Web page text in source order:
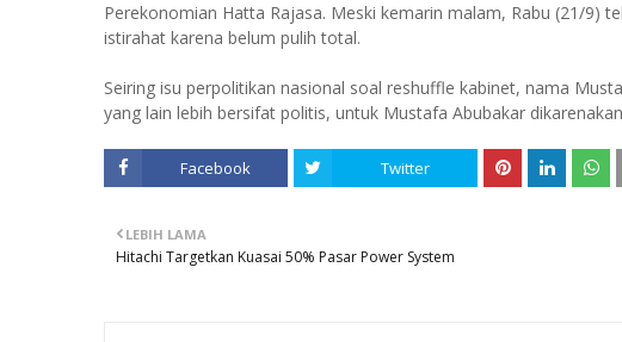
Perekonomian Hatta Rajasa. Meski kemarin malam, Rabu (21/9)
istirahat karena belum pulih total.
Seiring isu perpolitikan nasional soal reshuffle kabinet, nama
yang lain lebih bersifat politis, untuk Mustafa Abubakar
Facebook Twitter
LEBIH LAMA
Hitachi Targetkan Kuasai 50% Pasar Power System